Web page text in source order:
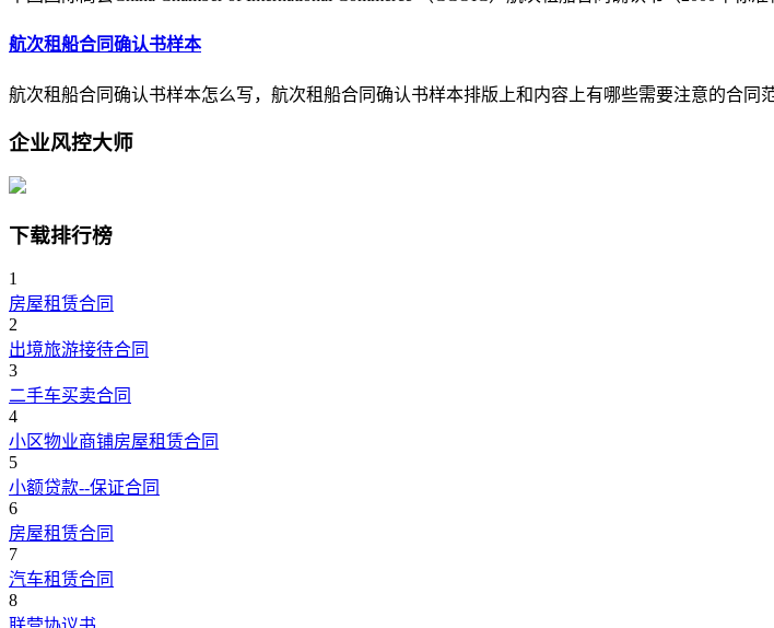
航次租船合同确认书样本
航次租船合同确认书样本怎么写，航次租船合同确认书样本排版上和内容上有哪些需要注意的合同
企业风控大师
下载排行榜
1
房屋租赁合同
2
出境旅游接待合同
3
二手车买卖合同
4
小区物业商铺房屋租赁合同
5
小额贷款--保证合同
6
房屋租赁合同
7
汽车租赁合同
8